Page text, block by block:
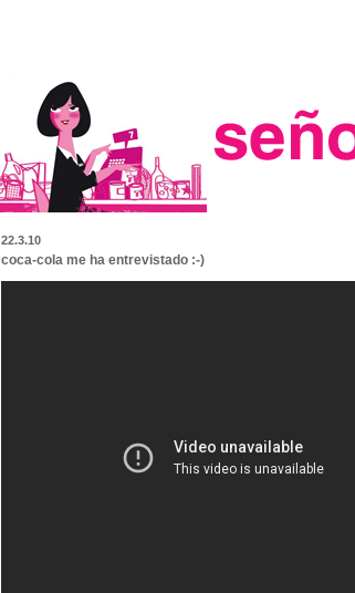
22.3.10
coca-cola me ha entrevistado :-)